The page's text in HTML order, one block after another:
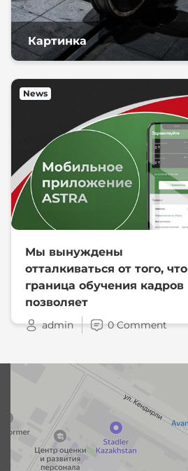
Картинка
News
Мы вынуждены
отталкиваться от того, что
граница обучения кадров
позволяет
admin 0 Comment